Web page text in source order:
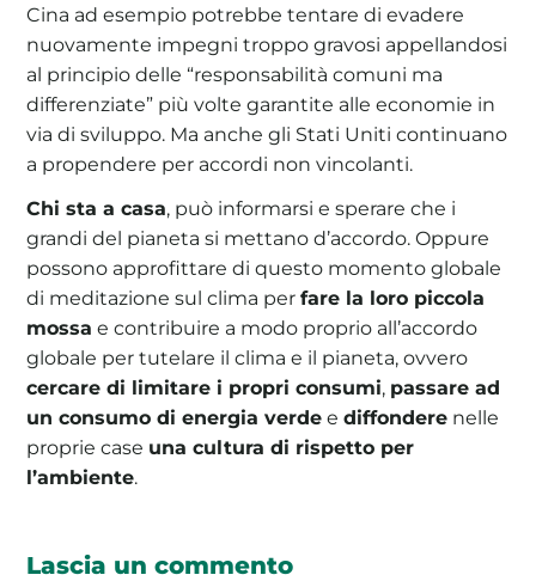
Cina ad esempio potrebbe tentare di evadere
nuovamente impegni troppo gravosi appellandosi
al principio delle “responsabilità comuni ma
differenziate” più volte garantite alle economie in
via di sviluppo. Ma anche gli Stati Uniti continuano
a propendere per accordi non vincolanti.
Chi sta a casa, può informarsi e sperare che i
grandi del pianeta si mettano d’accordo. Oppure
possono approfittare di questo momento globale
di meditazione sul clima perfare la loro piccola
mossa e contribuire a modo proprio all’accordo
globale per tutelare il clima e il pianeta, ovvero
cercare di limitare i propri consumi, passare ad
un consumo di energia verde ediffondere nelle
proprie case una cultura di rispetto per
l’ambiente.
Lascia un commento